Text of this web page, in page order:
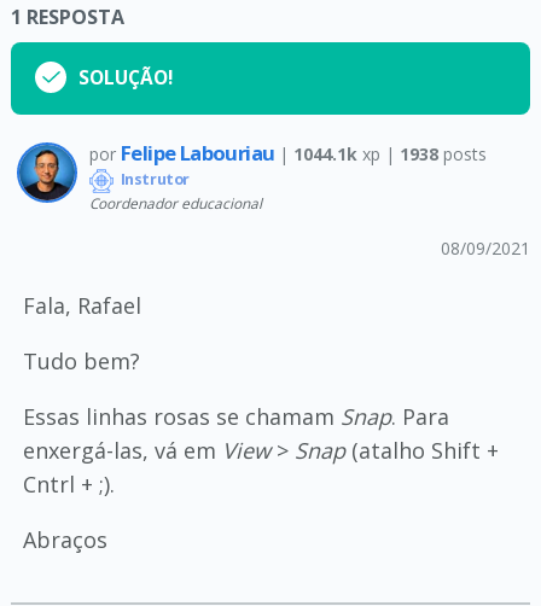
1 RESPOSTA
SOLUÇÃO!
por Felipe Labouriau | 1044.1kxp | 1938posts
Instrutor
Coordenador educacional
08/09/2021
Fala, Rafael
Tudo bem?
Essas linhas rosas se chamam Snap. Para
enxergá-las, vá em View> Snap(atalho Shift +
Cntrl + ;).
Abraços